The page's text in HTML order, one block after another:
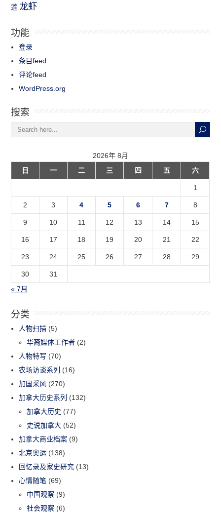
莲 龙虾
功能
登录
条目feed
评论feed
WordPress.org
搜索
2026年 8月
日
一 二 三 四 五 六
1
2 3 4 5 6 7 8
9 10 11 12 13 14 15
16 17 18 19 20 21 22
23 24 25 26 27 28 29
30
31
« 7月
分类
人物扫描 (5)
华裔媒体工作者 (2)
人物特写 (70)
农场访谈系列 (16)
加国采风 (270)
加拿大历史系列 (132)
加拿大历史 (77)
史说加拿大 (52)
加拿大商业档案 (9)
北京奥运 (138)
回忆录及家史研究 (13)
心情随笔 (69)
中国观察 (9)
社会观察 (6)